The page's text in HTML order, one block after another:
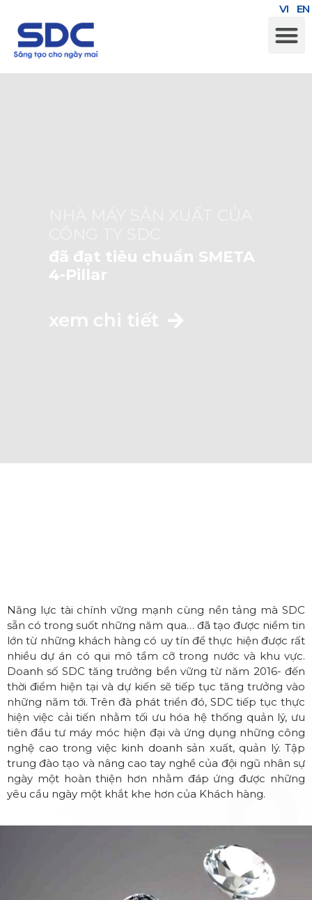
VI EN
đã đạt tiêu chuẩn SMETA
4-Pillar
xem chi tiết
Năng lực tài chính vững mạnh cùng nền tảng mà SDC
sẵn có trong suốt những năm qua… đã tạo được niềm tin
lớn từ những khách hàng có uy tín để thực hiện được rất
nhiều dự án có qui mô tầm cỡ trong nước và khu vực.
Doanh số SDC tăng trưởng bền vững từ năm 2016- đến
thời điểm hiện tại và dự kiến sẽ tiếp tục tăng trưởng vào
những năm tới. Trên đà phát triển đó, SDC tiếp tục thực
hiện việc cải tiến nhằm tối ưu hóa hệ thống quản lý, ưu
tiên đầu tư máy móc hiện đại và ứng dụng những công
nghệ cao trong việc kinh doanh sản xuất, quản lý. Tập
trung đào tạo và nâng cao tay nghề của đội ngũ nhân sự
ngày một hoàn thiện hơn nhằm đáp ứng được những
yêu cầu ngày một khắt khe hơn của Khách hàng.